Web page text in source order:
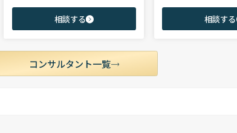
ご志向と市場動向を踏まえ最適なキャリアを
ご提案させていただきます。
相談する
領域を中心に担当。未経験
からミドル・ハイクラス
相談する
コンサルタント一覧